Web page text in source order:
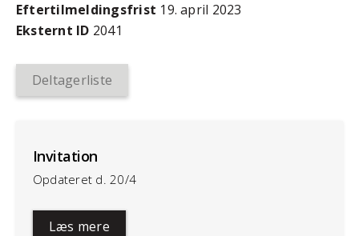
Efter­tilmeldings­frist 19. april 2023
Eksternt ID 2041
Deltagerliste
Invitation
Opdateret d. 20/4
Læs mere